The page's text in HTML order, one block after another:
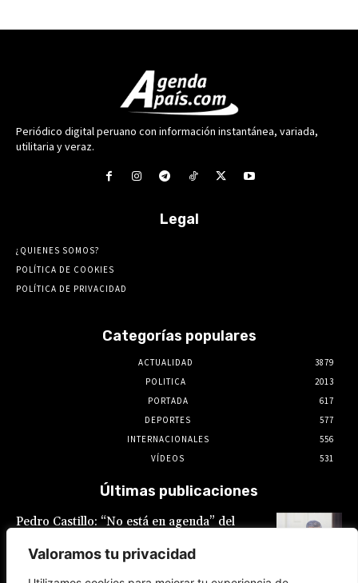
Valoramos tu privacidad
Periódico digital peruano con información instantánea, variada,
utilitaria y veraz.
Legal
¿QUIENES SOMOS?
POLÍTICA DE COOKIES
POLÍTICA DE PRIVACIDAD
Categorías populares
ACTUALIDAD
3879
POLITICA
2013
PORTADA
617
DEPORTES
577
INTERNACIONALES
556
VÍDEOS
531
Últimas publicaciones
Pedro Castillo: “No está en agenda” del
Luis Galarreta